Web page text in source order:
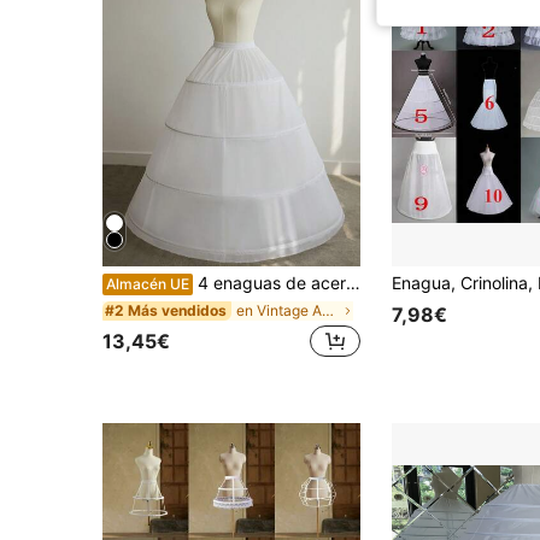
Almacén UE 4 enaguas de acero con aros, enagua para vestido de novia, falda de princesa Lolita ajustable, ropa de otoño para mujer
#2 Más vendidos en Vintage Accesorios De Boda
13,45€
7,98€